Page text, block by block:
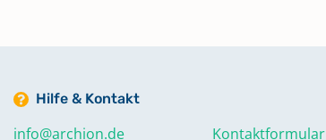
Hilfe & Kontakt
info@archion.de Kontaktformular